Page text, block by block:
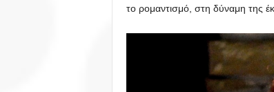
το ρομαντισμό, στη δύναμη της